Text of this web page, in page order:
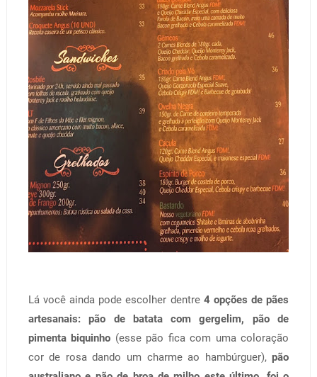
Lá você ainda pode escolher dentre 4 opções de pães
artesanais: pão de batata com gergelim, pão de
pimenta biquinho (esse pão fica com uma coloração
cor de rosa dando um charme ao hambúrguer),pão